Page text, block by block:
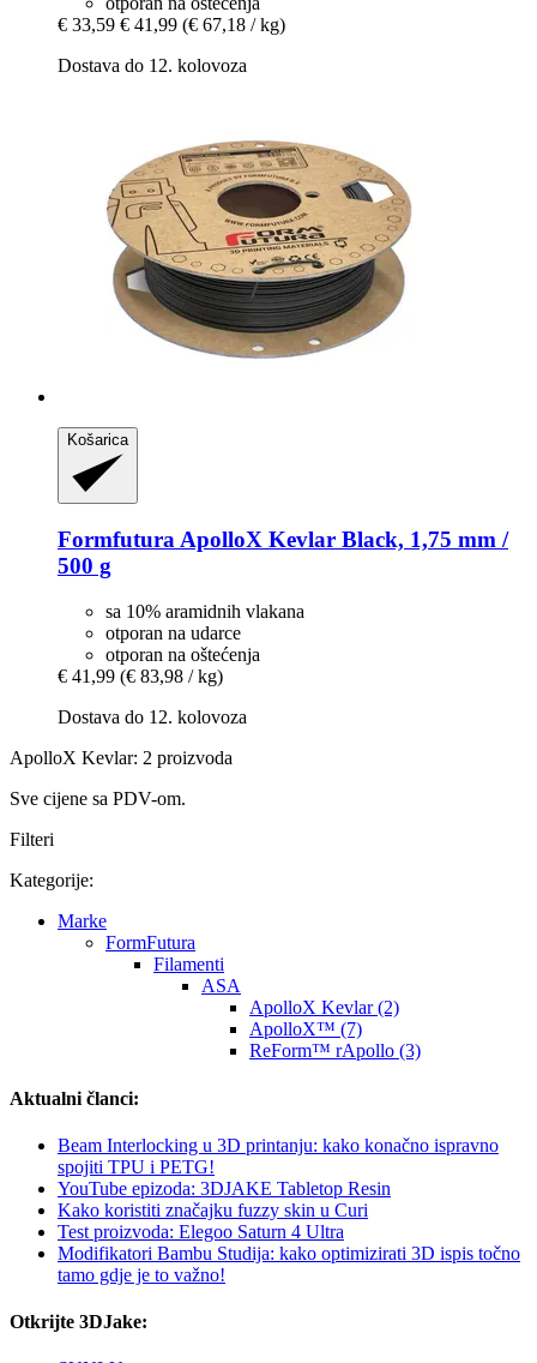
€ 33,59 € 41,99 (€ 67,18 / kg)
Dostava do 12. kolovoza
Košarica
Formfutura ApolloX Kevlar Black, 1,75 mm /
500 g
sa 10% aramidnih vlakana
otporan na udarce
otporan na oštećenja
€ 41,99 (€ 83,98 / kg)
Dostava do 12. kolovoza
ApolloX Kevlar: 2 proizvoda
Sve cijene sa PDV-om.
Filteri
Kategorije:
Marke
FormFutura
Filamenti
ASA
ApolloX Kevlar (2)
ApolloX™ (7)
ReForm™ rApollo (3)
Aktualni članci:
Beam Interlocking u 3D printanju: kako konačno ispravno
spojiti TPU i PETG!
YouTube epizoda: 3DJAKE Tabletop Resin
Kako koristiti značajku fuzzy skin u Curi
Test proizvoda: Elegoo Saturn 4 Ultra
Modifikatori Bambu Studija: kako optimizirati 3D ispis točno
tamo gdje je to važno!
Otkrijte 3DJake: